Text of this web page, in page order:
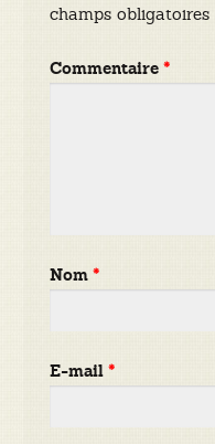
champs
Commentaire*
Nom*
E-mail*